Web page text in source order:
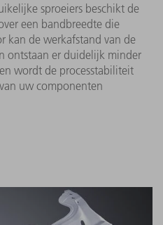
sproeiers beschikt de
een bandbreedte die
kan de werkafstand van de
ontstaan er duidelijk minder
wordt de processtabiliteit
uw componenten